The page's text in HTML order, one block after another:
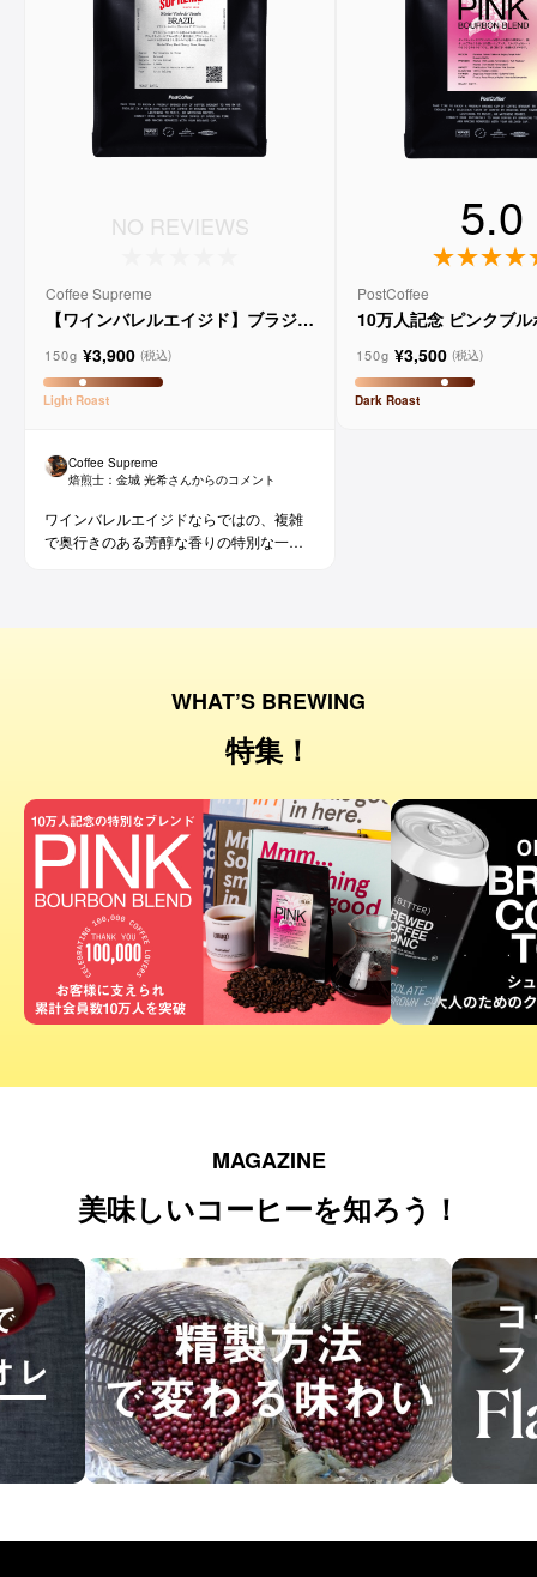
NO REVIEWS
Coffee Supreme
【ワインバレルエイジド】ブラジル
ョ
150g ¥3,900 (税込)
Light Roast
Coffee Supreme
焙煎士： 金城 光希さんからのコメント
ワインバレルエイジドならではの、複雑
で奥行きのある芳醇な香りの特別な一杯
5.0
PostCoffee
10万人記念 ピンクブ
150g ¥3,500 (税込)
Dark Roast
WHAT’S BREWING
特集！
MAGAZINE
美味しいコーヒーを知ろう！